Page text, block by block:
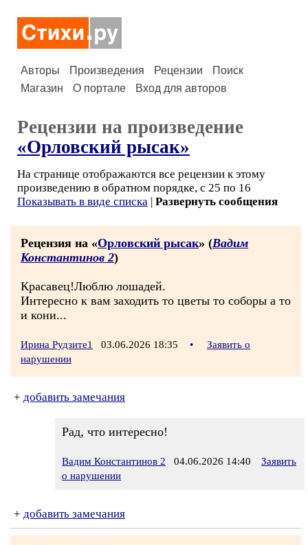
Авторы Произведения Рецензии
Поиск
Магазин
О портале Вход для авторов
Рецензии на произведение
«Орловский рысак»
На странице отображаются все рецензии к этому
произведению в обратном порядке, с 25 по 16
Показывать в виде списка | Развернуть сообщения
Рецензия на «Орловский рысак» (Вадим
Константинов 2)
Красавец!Люблю лошадей.
Интересно к вам заходить то цветы то соборы а то
и кони...
Ирина Рудзите1 03.06.2026 18:35 •
Заявить о
нарушении
+ добавить замечания
Рад, что интересно!
Вадим Константинов 2 04.06.2026 14:40
Заявить
о нарушении
+ добавить замечания